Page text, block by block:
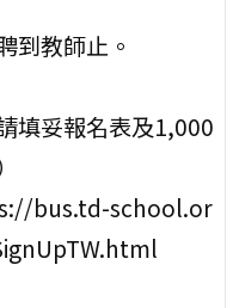
到教師止。
填妥報名表及1,000
bus.td-school.or